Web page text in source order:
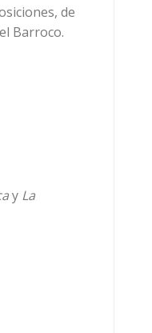
de
Barroco.
y La